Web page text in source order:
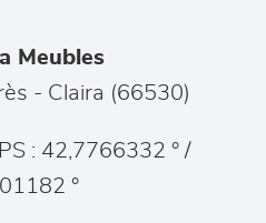
Meubles
- Claira (66530)
: 42,7766332 ° /
°